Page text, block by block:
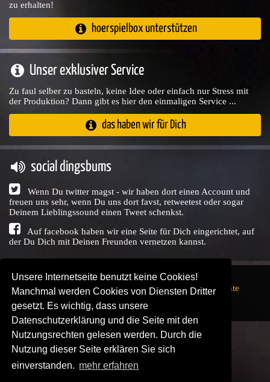
Unsere Internetseite benutzt keine Cookies!
Manchmal werden Cookies von Diensten Dritter
gesetzt. Es wichtig, dass unsere
Datenschutzerklärung und die Seite mit den
Nutzungsrechten gelesen werden. Durch die
Nutzung dieser Seite erklären Sie sich
einverstanden. mehr erfahren
zu erhalten!
hoerspielbox unterstützen
Unser exklusiver Service
Zu faul selber zu basteln, keine Idee oder einfach nur Stress mit
der Produktion? Dann gibt es hier den einmaligen Service ...
das haben wir für Dich
social dingsbums
Wenn Du twitter magst - wir haben dort einen Account und
freuen uns sehr, wenn Du uns dort favst, retweetest oder sogar
Deinem Lieblingssound einen Tweet schenkst.
Auf facebook haben wir eine Seite für Dich eingerichtet, auf
der Du Dich mit Deinen Freunden vernetzen kannst.
Copyright © Audio Union GbR, 1999 - 2026,Nutzungsrechte
SENDEPLATZ ↗